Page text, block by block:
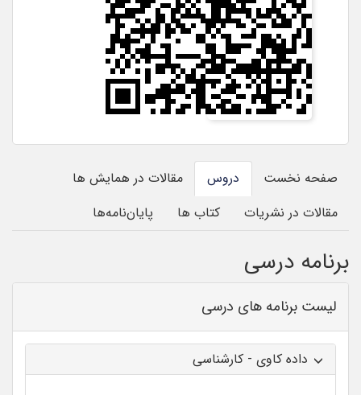
صفحه نخست دروس
مقالات در همایش ها
مقالات در نشریات
کتاب ها پایان‌نامه‌ها
برنامه درسی
لیست برنامه های درسی
داده کاوی - کارشناسی